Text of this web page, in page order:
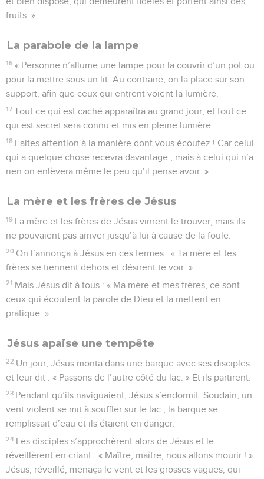
fruits. »
La parabole de la lampe
16 « Personne n’allume une lampe pour la couvrir d’un pot ou
pour la mettre sous un lit. Au contraire, on la place sur son
support, afin que ceux qui entrent voient la lumière.
17 Tout ce qui est caché apparaîtra au grand jour, et tout ce
qui est secret sera connu et mis en pleine lumière.
18 Faites attention à la manière dont vous écoutez ! Car celui
qui a quelque chose recevra davantage ; mais à celui qui n’a
rien on enlèvera même le peu qu’il pense avoir. »
La mère et les frères de Jésus
19 La mère et les frères de Jésus vinrent le trouver, mais ils
ne pouvaient pas arriver jusqu’à lui à cause de la foule.
20 On l’annonça à Jésus en ces termes : « Ta mère et tes
frères se tiennent dehors et désirent te voir. »
21 Mais Jésus dit à tous : « Ma mère et mes frères, ce sont
ceux qui écoutent la parole de Dieu et la mettent en
pratique. »
Jésus apaise une tempête
22 Un jour, Jésus monta dans une barque avec ses disciples
et leur dit : « Passons de l’autre côté du lac. » Et ils partirent.
23 Pendant qu’ils naviguaient, Jésus s’endormit. Soudain, un
vent violent se mit à souffler sur le lac ; la barque se
remplissait d’eau et ils étaient en danger.
24 Les disciples s’approchèrent alors de Jésus et le
réveillèrent en criant : « Maître, maître, nous allons mourir ! »
Jésus, réveillé, menaça le vent et les grosses vagues, qui